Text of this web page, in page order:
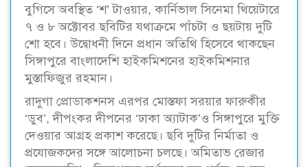
বুগিসে অবস্থিত ‘শ’ টাওয়ার, কার্নিভাল সিনেমা থিয়েটারে
৭ ও ৮ অক্টোবর ছবিটির যথাক্রমে পাঁচটা ও ছয়টায় দুটি
শো হবে। উদ্বোধনী দিনে প্রধান অতিথি হিসেবে থাকছেন
সিঙ্গাপুরে বাংলাদেশি হাইকমিশনের হাইকমিশনার
মুস্তাফিজুর রহমান।
রাদুগা প্রোডাকশনস এরপর মোস্তফা সরয়ার ফারুকীর
‘ডুব’, দীপংকর দীপনের ‘ঢাকা অ্যাটাক’ও সিঙ্গাপুরে মুক্তি
দেওয়ার আগ্রহ প্রকাশ করেছে। ছবি দুটির নির্মাতা ও
প্রযোজকদের সঙ্গে আলোচনা চলছে। অমিতাভ রেজার